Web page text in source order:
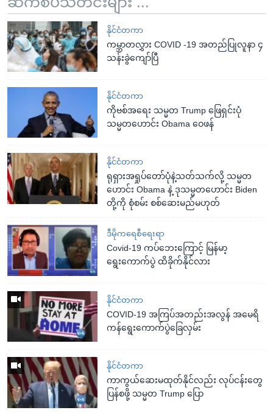
နိုင်ငံတကာ
ကမ္ဘာတလွှား COVID -19 အတည်ပြုလူနာ ၄
သန်းခွဲကျော်ပြီ
နိုင်ငံတကာ
ကိုဗစ်အရေး သမ္မတ Trump ဖြေရှင်းပုံ
သမ္မတဟောင်း Obama ဝေဖန်
နိုင်ငံတကာ
ရုရှားအရှုပ်တော်ပုံနဲ့သတ်သက်လို့ သမ္မတ
ဟောင်း Obama နဲ့ ဒုသမ္မတဟောင်း Biden
တို့ကို စုံစမ်း စစ်ဆေးမည်မဟုတ်
ဒီမိုကရေစီရေးရာ
Covid-19 ကပ်ဘေးကြောင့် မြန်မာ့
ရွေးကောက်ပွဲ ထိခိုက်နိုင်လား
နိုင်ငံတကာ
COVID-19 အကြပ်အတည်းအလွန် အမေရိ
ကန်ရွေးကောက်ပွဲခြေလှမ်း
နိုင်ငံတကာ
ကာကွယ်ဆေးမထုတ်နိုင်လည်း လုပ်ငန်းတွေ
ပြန်စဖို့ သမ္မတ Trump ပြော